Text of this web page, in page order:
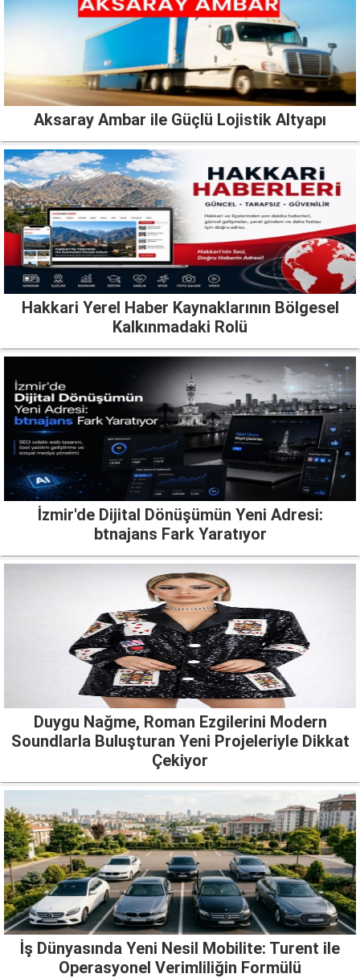
Aksaray Ambar ile Güçlü Lojistik Altyapı
Hakkari Yerel Haber Kaynaklarının Bölgesel
Kalkınmadaki Rolü
İzmir'de Dijital Dönüşümün Yeni Adresi:
btnajans Fark Yaratıyor
Duygu Nağme, Roman Ezgilerini Modern
Soundlarla Buluşturan Yeni Projeleriyle Dikkat
Çekiyor
İş Dünyasında Yeni Nesil Mobilite: Turent ile
Operasyonel Verimliliğin Formülü